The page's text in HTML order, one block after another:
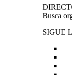
Busca
SIGUE